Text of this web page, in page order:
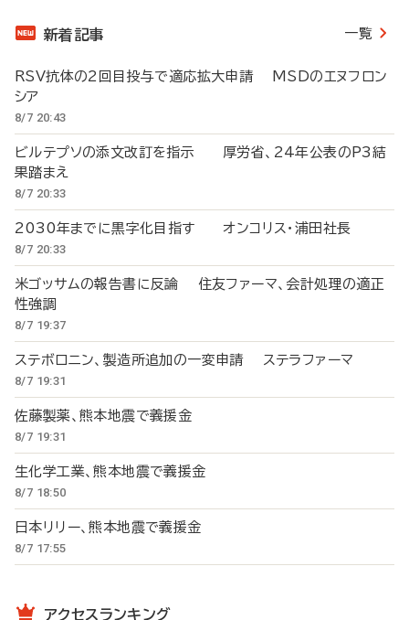
新着記事 一覧
RSV抗体の2回目投与で適応拡大申請 MSDのエヌフロン
シア
8/7 20:43
ビルテプソの添文改訂を指示 厚労省、24年公表のP3結
果踏まえ
8/7 20:33
2030年までに黒字化目指す オンコリス・浦田社長
8/7 20:33
米ゴッサムの報告書に反論 住友ファーマ、会計処理の適正
性強調
8/7 19:37
ステボロニン、製造所追加の一変申請 ステラファーマ
8/7 19:31
佐藤製薬、熊本地震で義援金
8/7 19:31
生化学工業、熊本地震で義援金
8/7 18:50
日本リリー、熊本地震で義援金
8/7 17:55
アクセスランキング